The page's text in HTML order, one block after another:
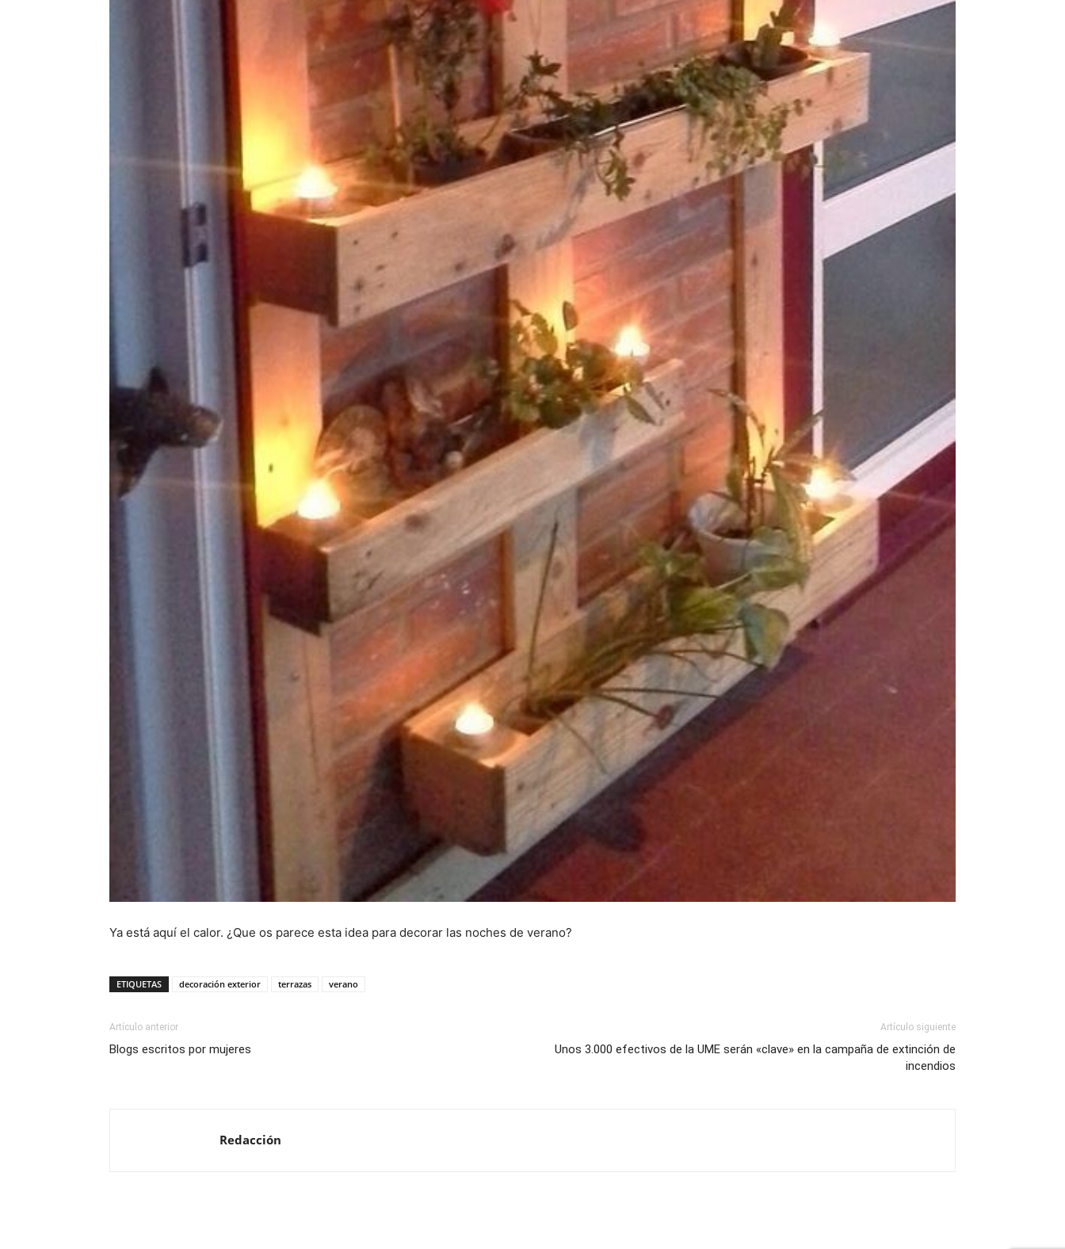
Ya está aquí el calor. ¿Que os parece esta idea para decorar las noches de verano?
ETIQUETAS decoración exterior terrazas verano
Artículo anterior
Blogs escritos por mujeres
Artículo siguiente
Unos 3.000 efectivos de la UME serán «clave» en la campaña de extinción de
incendios
Redacción